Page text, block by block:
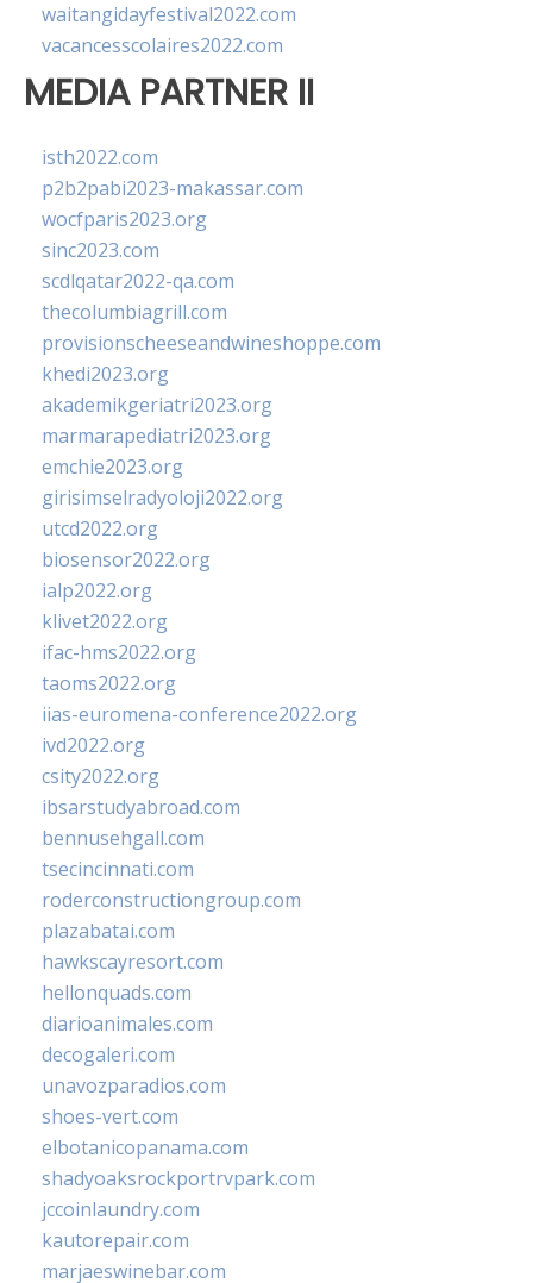
waitangidayfestival2022.com
vacancesscolaires2022.com
MEDIA PARTNER II
isth2022.com
p2b2pabi2023-makassar.com
wocfparis2023.org
sinc2023.com
scdlqatar2022-qa.com
thecolumbiagrill.com
provisionscheeseandwineshoppe.com
khedi2023.org
akademikgeriatri2023.org
marmarapediatri2023.org
emchie2023.org
girisimselradyoloji2022.org
utcd2022.org
biosensor2022.org
ialp2022.org
klivet2022.org
ifac-hms2022.org
taoms2022.org
iias-euromena-conference2022.org
ivd2022.org
csity2022.org
ibsarstudyabroad.com
bennusehgall.com
tsecincinnati.com
roderconstructiongroup.com
plazabatai.com
hawkscayresort.com
hellonquads.com
diarioanimales.com
decogaleri.com
unavozparadios.com
shoes-vert.com
elbotanicopanama.com
shadyoaksrockportrvpark.com
jccoinlaundry.com
kautorepair.com
marjaeswinebar.com